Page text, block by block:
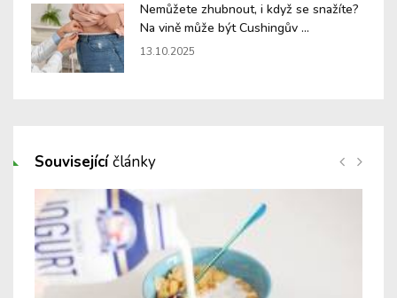
Nemůžete zhubnout, i když se snažíte?
Na vině může být Cushingův ...
13.10.2025
Souvisejícíčlánky